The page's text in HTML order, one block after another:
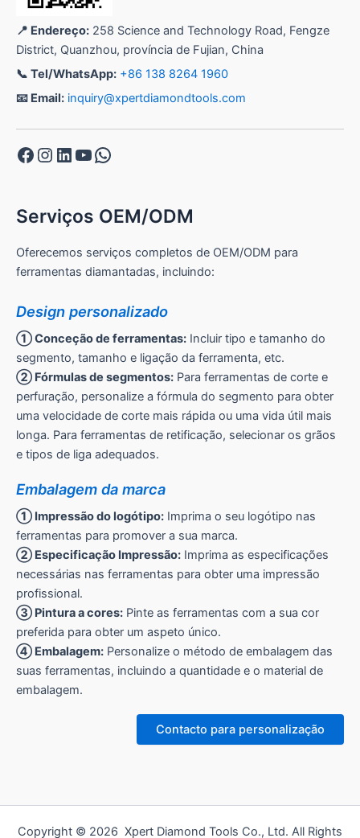
📍 Endereço: 258 Science and Technology Road, Fengze
District, Quanzhou, província de Fujian, China
📞 Tel/WhatsApp: +86 138 8264 1960
📧 Email: inquiry@xpertdiamondtools.com
Facebook
Instagram
LinkedIn
YouTube
WhatsApp
Serviços OEM/ODM
Oferecemos serviços completos de OEM/ODM para
ferramentas diamantadas, incluindo:
Design personalizado
① Conceção de ferramentas: Incluir tipo e tamanho do
segmento, tamanho e ligação da ferramenta, etc.
② Fórmulas de segmentos: Para ferramentas de corte e
perfuração, personalize a fórmula do segmento para obter
uma velocidade de corte mais rápida ou uma vida útil mais
longa. Para ferramentas de retificação, selecionar os grãos
e tipos de liga adequados.
Embalagem da marca
① Impressão do logótipo: Imprima o seu logótipo nas
ferramentas para promover a sua marca.
② Especificação Impressão: Imprima as especificações
necessárias nas ferramentas para obter uma impressão
profissional.
③ Pintura a cores: Pinte as ferramentas com a sua cor
preferida para obter um aspeto único.
④ Embalagem: Personalize o método de embalagem das
suas ferramentas, incluindo a quantidade e o material de
embalagem.
Contacto para personalização
Copyright © 2026 Xpert Diamond Tools Co., Ltd. All Rights